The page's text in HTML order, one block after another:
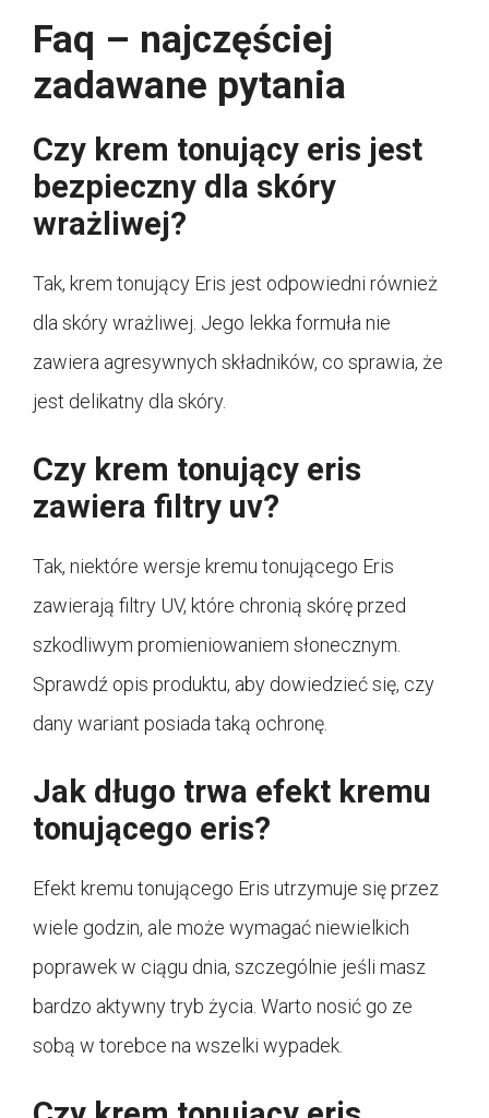
Faq – najczęściej
zadawane pytania
Czy krem tonujący eris jest
bezpieczny dla skóry
wrażliwej?
Tak, krem tonujący Eris jest odpowiedni również
dla skóry wrażliwej. Jego lekka formuła nie
zawiera agresywnych składników, co sprawia, że
jest delikatny dla skóry.
Czy krem tonujący eris
zawiera filtry uv?
Tak, niektóre wersje kremu tonującego Eris
zawierają filtry UV, które chronią skórę przed
szkodliwym promieniowaniem słonecznym.
Sprawdź opis produktu, aby dowiedzieć się, czy
dany wariant posiada taką ochronę.
Jak długo trwa efekt kremu
tonującego eris?
Efekt kremu tonującego Eris utrzymuje się przez
wiele godzin, ale może wymagać niewielkich
poprawek w ciągu dnia, szczególnie jeśli masz
bardzo aktywny tryb życia. Warto nosić go ze
sobą w torebce na wszelki wypadek.